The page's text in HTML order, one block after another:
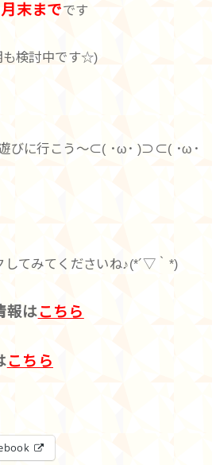
月末までです
も検討中です☆)
遊びに行こう〜⊂( ･ω･ )⊃⊂( ･ω･
してみてくださいね♪(*´▽｀*)
報はこちら
こちら